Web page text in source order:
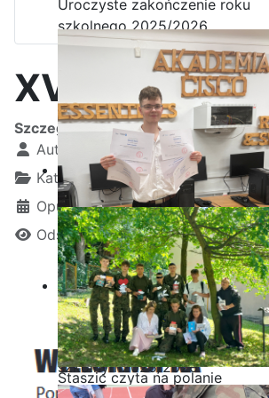
Uroczyste zakończenie roku
szkolnego 2025/2026
Ostatnia garść certyfikatów
Akademii CISCO w roku
szkolnym2025/2026
Staszic czyta na polanie
XVII seria
Szczegóły
Autor:
Kamil Krosta
Kategoria:Liga Logiczna
Opublikowano: 28 luty 2025
Odsłon: 1531